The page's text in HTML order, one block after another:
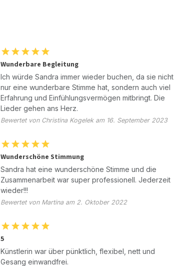
Wunderbare Begleitung
Ich würde Sandra immer wieder buchen, da sie nicht
nur eine wunderbare Stimme hat, sondern auch viel
Erfahrung und Einfühlungsvermögen mitbringt. Die
Lieder gehen ans Herz.
Bewertet von Christina Kogelek am 16. September 2023
Wunderschöne Stimmung
Sandra hat eine wunderschöne Stimme und die
Zusammenarbeit war super professionell. Jederzeit
wieder!!!
Bewertet von Martina am 2. Oktober 2022
5
Künstlerin war über pünktlich, flexibel, nett und
Gesang einwandfrei.